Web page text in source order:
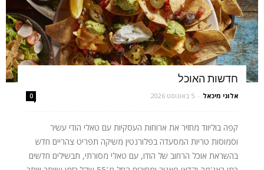
חדשות האוכל
אלוני מיכאל - 5 באוגוסט 2026 0
קפה בוליווד מחזיר את ארוחות העסקיות עם טאלי הודי עשיר
וסמוסות טריות המסעדה בפלורנטין משיקה תפריט צהריים חדש
בהשראת אוכל הרחוב של הודו, עם טאלי מסורתי, תבשילים חדשים